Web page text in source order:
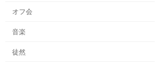
オフ会
音楽
徒然